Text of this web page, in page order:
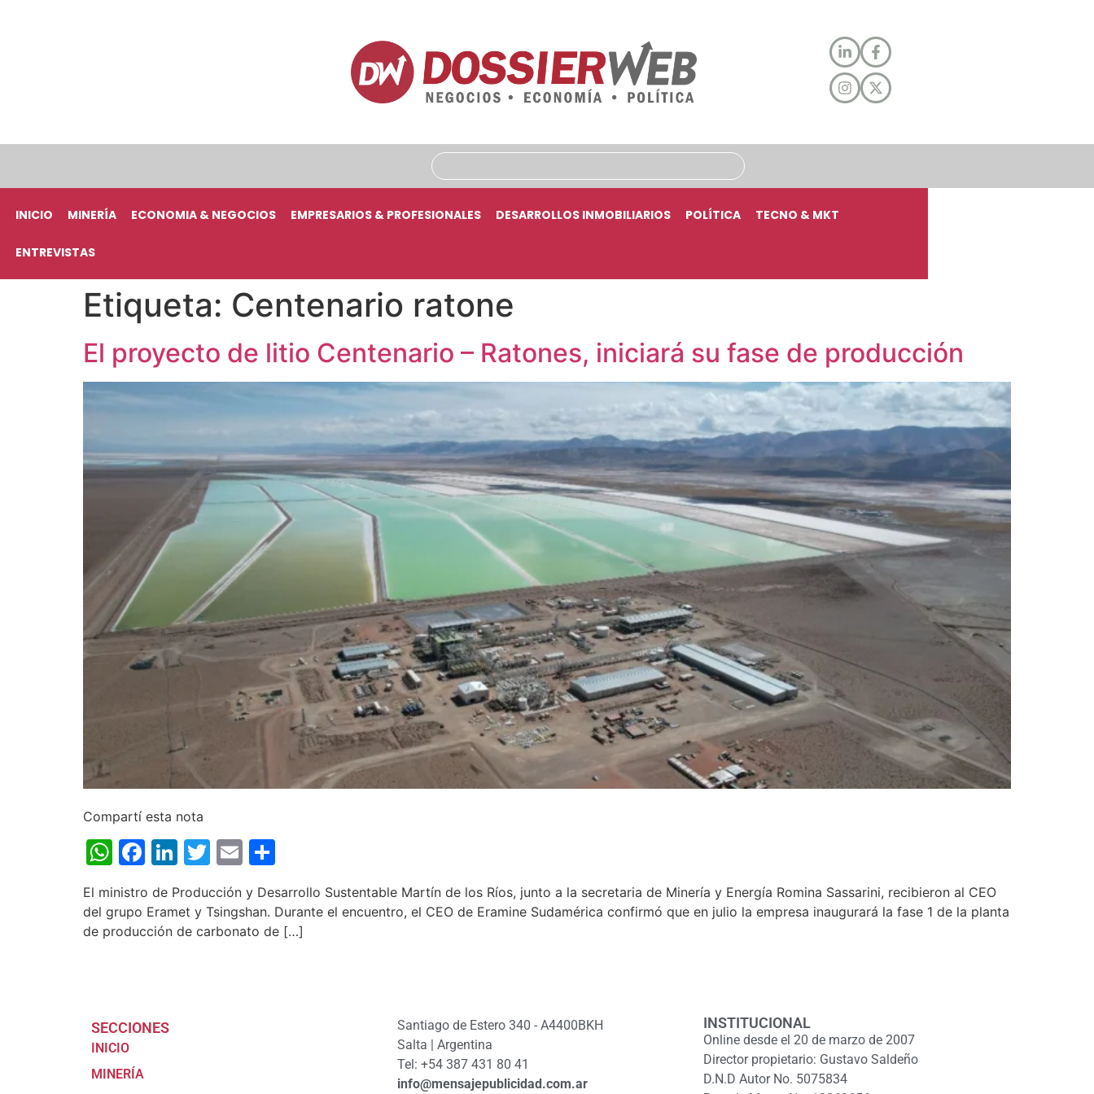
INICIO MINERÍA ECONOMIA & NEGOCIOS EMPRESARIOS & PROFESIONALES DESARROLLOS INMOBILIARIOS POLÍTICA TECNO & MKT
ENTREVISTAS
Etiqueta: Centenario ratone
El proyecto de litio Centenario – Ratones, iniciará su fase de producción
Compartí esta nota
WhatsApp
Facebook
LinkedIn
Twitter
Email
El ministro de Producción y Desarrollo Sustentable Martín de los Ríos, junto a la secretaria de Minería y Energía Romina Sassarini, recibieron al CEO
del grupo Eramet y Tsingshan. Durante el encuentro, el CEO de Eramine Sudamérica confirmó que en julio la empresa inaugurará la fase 1 de la planta
de producción de carbonato de […]
SECCIONES
INICIO
MINERÍA
Santiago de Estero 340 - A4400BKH
Salta | Argentina
Tel: +54 387 431 80 41
info@mensajepublicidad.com.ar
INSTITUCIONAL
Online desde el 20 de marzo de 2007
Director propietario: Gustavo Saldeño
D.N.D Autor No. 5075834